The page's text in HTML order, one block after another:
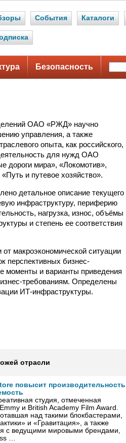
События Каталоги
Безопасность
ОАО «РЖД» научно
управления, а также
опыта, как российского,
для нужд ОАО
дороги мира», «Локомотив»,
и путевое хозяйство».
детальное описание текущего
инфраструктуру, периферию
нагрузка, износ, объёмы
и степень ее соответствия
макроэкономической ситуации
перспективных бизнес-
моменты и варианты приведения
требованиям. Определены
ИТ-инфраструктуры.
отрасли
повысит производительность
студия, отмеченная
и British Academy Film Award.
над такими блокбастерами,
и «Гравитация», a также
с ведущими мировыми брендами,
…